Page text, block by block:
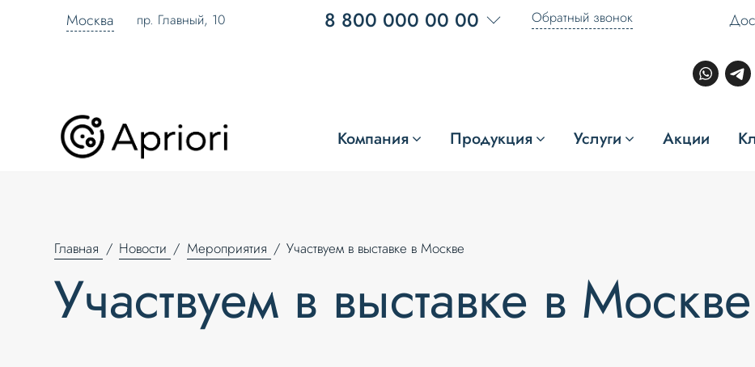
Москва пр. Главный, 10 8 800 000 00 00 Обратный звонок
Компания Продукция Услуги Акции
Главная Новости Мероприятия Участвуем в выставке в Москве
Участвуем в выставке в Москве